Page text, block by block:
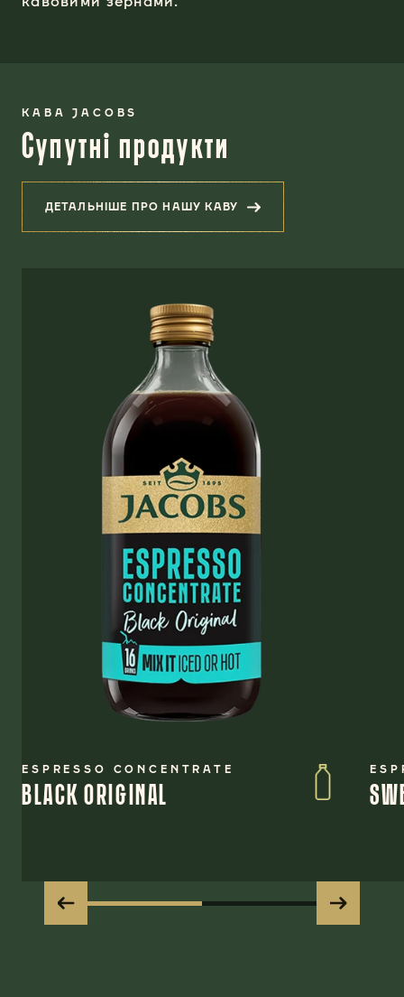
КАВА JACOBS
Супутні продукти
ДЕТАЛЬНІШЕ ПРО НАШУ КАВУ
(СУПУТНІ ПРОДУКТИ)
ESPRESSO CONCENTRATE
BLACK ORIGINAL